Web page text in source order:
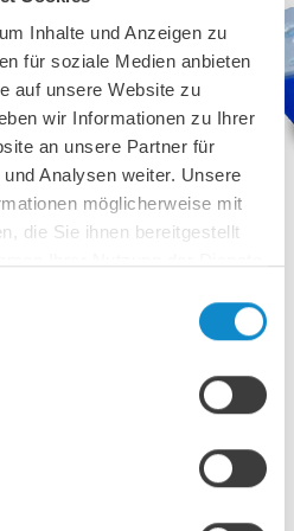
Inhalte und Anzeigen zu
für soziale Medien anbieten
auf unsere Website zu
wir Informationen zu Ihrer
an unsere Partner für
Analysen weiter. Unsere
möglicherweise mit
die Sie ihnen bereitgestellt
Staubdichte,
bzw.
für zahlreiche Branchen